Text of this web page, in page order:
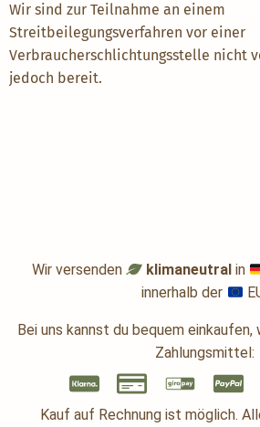
Wir sind zur Teilnahme an einem
Streitbeilegungsverfahren vor einer
Verbraucherschlichtungsstelle nicht
jedoch bereit.
Wir versenden klimaneutral in
innerhalb der
Bei uns kannst du bequem
Zahlungsmittel:
Kauf auf Rechnung ist möglich.